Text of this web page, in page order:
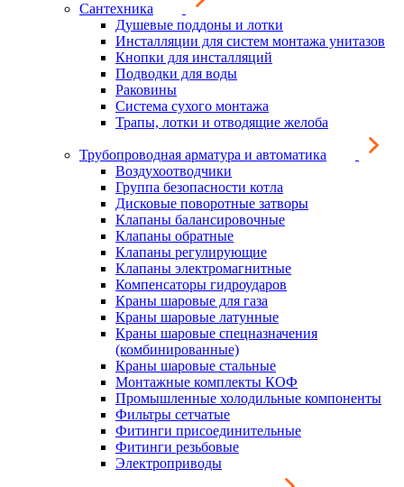
Сантехника
Душевые поддоны и лотки
Инсталляции для систем монтажа унитазов
Кнопки для инсталляций
Подводки для воды
Раковины
Система сухого монтажа
Трапы, лотки и отводящие желоба
Трубопроводная арматура и автоматика
Воздухоотводчики
Группа безопасности котла
Дисковые поворотные затворы
Клапаны балансировочные
Клапаны обратные
Клапаны регулирующие
Клапаны электромагнитные
Компенсаторы гидроударов
Краны шаровые для газа
Краны шаровые латунные
Краны шаровые спецназначения
(комбинированные)
Краны шаровые стальные
Монтажные комплекты КОФ
Промышленные холодильные компоненты
Фильтры сетчатые
Фитинги присоединительные
Фитинги резьбовые
Электроприводы